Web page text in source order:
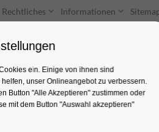
Rechtliches Informationen
Entdecken & Erleben
ein. Einige von ihnen sind
unser Onlineangebot zu verbessern.
Button "Alle Akzeptieren" zustimmen oder
mit dem Button "Auswahl akzeptieren"